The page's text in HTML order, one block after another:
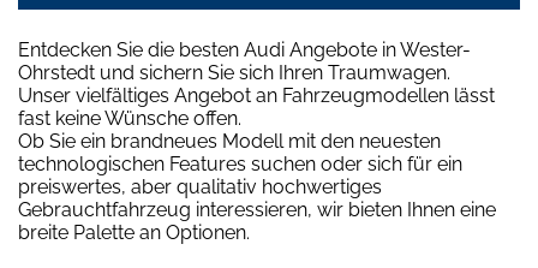
Entdecken Sie die besten Audi Angebote in Wester-
Ohrstedt und sichern Sie sich Ihren Traumwagen.
Unser vielfältiges Angebot an Fahrzeugmodellen lässt
fast keine Wünsche offen.
Ob Sie ein brandneues Modell mit den neuesten
technologischen Features suchen oder sich für ein
preiswertes, aber qualitativ hochwertiges
Gebrauchtfahrzeug interessieren, wir bieten Ihnen eine
breite Palette an Optionen.